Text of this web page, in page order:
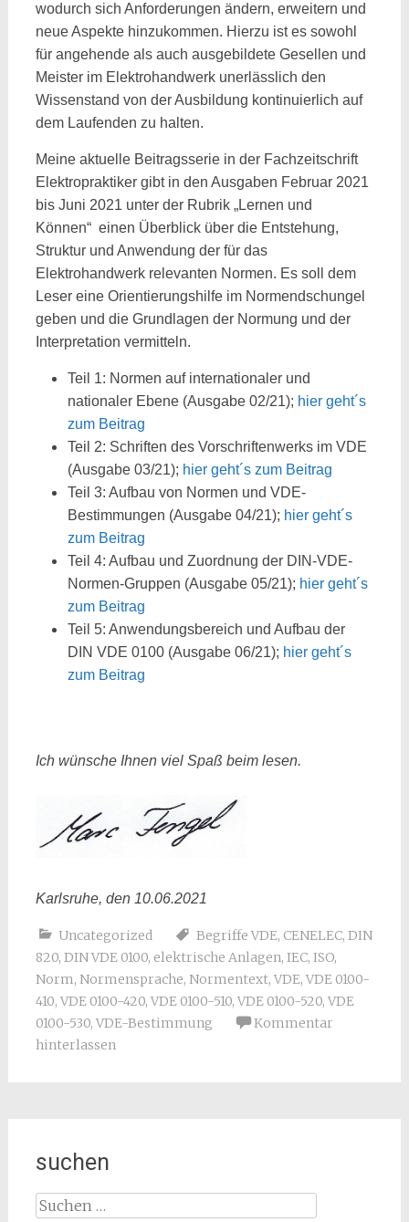
wodurch sich Anforderungen ändern, erweitern und
neue Aspekte hinzukommen. Hierzu ist es sowohl
für angehende als auch ausgebildete Gesellen und
Meister im Elektrohandwerk unerlässlich den
Wissenstand von der Ausbildung kontinuierlich auf
dem Laufenden zu halten.
Meine aktuelle Beitragsserie in der Fachzeitschrift
Elektropraktiker gibt in den Ausgaben Februar 2021
bis Juni 2021 unter der Rubrik „Lernen und
Können“ einen Überblick über die Entstehung,
Struktur und Anwendung der für das
Elektrohandwerk relevanten Normen. Es soll dem
Leser eine Orientierungshilfe im Normendschungel
geben und die Grundlagen der Normung und der
Interpretation vermitteln.
Teil 1: Normen auf internationaler und
nationaler Ebene (Ausgabe 02/21); hier geht´s
zum Beitrag
Teil 2: Schriften des Vorschriftenwerks im VDE
(Ausgabe 03/21); hier geht´s zum Beitrag
Teil 3: Aufbau von Normen und VDE-
Bestimmungen (Ausgabe 04/21); hier geht´s
zum Beitrag
Teil 4: Aufbau und Zuordnung der DIN-VDE-
Normen-Gruppen (Ausgabe 05/21); hier geht´s
zum Beitrag
Teil 5: Anwendungsbereich und Aufbau der
DIN VDE 0100 (Ausgabe 06/21); hier geht´s
zum Beitrag
Ich wünsche Ihnen viel Spaß beim lesen.
Karlsruhe, den 10.06.2021
Uncategorized Begriffe VDE, CENELEC, DIN
820, DIN VDE 0100, elektrische Anlagen, IEC, ISO,
Norm, Normensprache, Normentext, VDE, VDE 0100-
410, VDE 0100-420, VDE 0100-510, VDE 0100-520, VDE
0100-530, VDE-Bestimmung
Kommentar
hinterlassen
suchen
Suchen